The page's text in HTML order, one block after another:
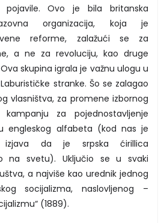
Ovo je bila britanska
organizacija, koja je
reforme, zalažući se za
a ne za revoluciju, kao druge
skupina igrala je važnu ulogu u
stranke. Šo se zalagao
vlasništva, za promene izbornog
za pojednostavljenje
engleskog alfabeta (kod nas je
izjava da je srpska ćirillica
na svetu). Uključio se u svaki
a najviše kao urednik jednog
socijalizma, naslovljenog –
(1889).